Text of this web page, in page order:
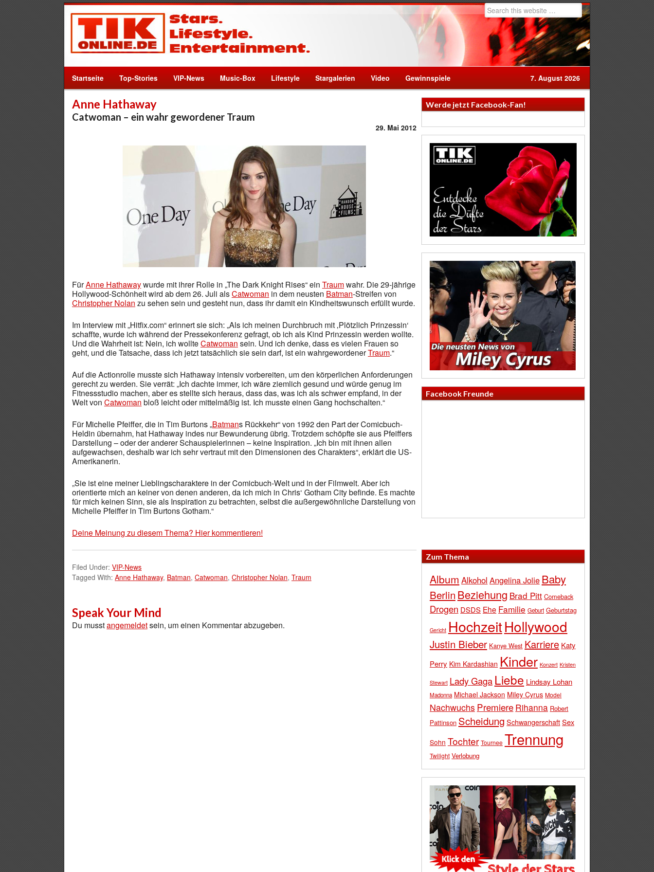
Startseite Top-Stories VIP-News Music-Box Lifestyle Stargalerien Video Gewinnspiele 7. August 2026
Anne Hathaway
Catwoman – ein wahr gewordener Traum
29. Mai 2012
FürAnne Hathawaywurde mit ihrer Rolle in „The Dark Knight Rises“ ein Traumwahr. Die 29-jährige
Hollywood-Schönheit wird ab dem 26. Juli alsCatwoman in dem neusten Batman-Streifen von
Christopher Nolan zu sehen sein und gesteht nun, dass ihr damit ein Kindheitswunsch erfüllt wurde.
Im Interview mit „Hitfix.com“ erinnert sie sich: „Als ich meinen Durchbruch mit ‚Plötzlich Prinzessin‘
schaffte, wurde ich während der Pressekonferenz gefragt, ob ich als Kind Prinzessin werden wollte.
Und die Wahrheit ist: Nein, ich wollteCatwoman sein. Und ich denke, dass es vielen Frauen so
geht, und die Tatsache, dass ich jetzt tatsächlich sie sein darf, ist ein wahrgewordenerTraum.“
Auf die Actionrolle musste sich Hathaway intensiv vorbereiten, um den körperlichen Anforderungen
gerecht zu werden. Sie verrät: „Ich dachte immer, ich wäre ziemlich gesund und würde genug im
Fitnessstudio machen, aber es stellte sich heraus, dass das, was ich als schwer empfand, in der
Welt von Catwoman bloß leicht oder mittelmäßig ist. Ich musste einen Gang hochschalten.“
Für Michelle Pfeiffer, die in Tim Burtons „Batmans Rückkehr“ von 1992 den Part der Comicbuch-
Heldin übernahm, hat Hathaway indes nur Bewunderung übrig. Trotzdem schöpfte sie aus Pfeiffers
Darstellung – oder der anderer Schauspielerinnen – keine Inspiration. „Ich bin mit ihnen allen
aufgewachsen, deshalb war ich sehr vertraut mit den Dimensionen des Charakters“, erklärt die US-
Amerikanerin.
„Sie ist eine meiner Lieblingscharaktere in der Comicbuch-Welt und in der Filmwelt. Aber ich
orientierte mich an keiner von denen anderen, da ich mich in Chris‘ Gotham City befinde. Es machte
für mich keinen Sinn, sie als Inspiration zu betrachten, selbst die außergewöhnliche Darstellung von
Michelle Pfeiffer in Tim Burtons Gotham.“
Deine Meinung zu diesem Thema? Hier kommentieren!
Filed Under: VIP-News
Tagged With: Anne Hathaway, Batman, Catwoman, Christopher Nolan, Traum
Speak Your Mind
Du musstangemeldetsein, um einen Kommentar abzugeben.
Werde jetzt Facebook-Fan!
Facebook Freunde
Zum Thema
Album Alkohol Angelina Jolie Baby
Berlin Beziehung Brad Pitt Comeback
Drogen DSDS Ehe Familie Geburt Geburtstag
Gericht HochzeitHollywood
Justin Bieber Kanye West Karriere Katy
Perry Kim Kardashian Kinder Konzert Kristen
Stewart Lady Gaga Liebe Lindsay Lohan
Madonna Michael Jackson Miley Cyrus Model
Nachwuchs Premiere Rihanna Robert
Pattinson Scheidung SchwangerschaftSex
Sohn Tochter Tournee Trennung
Twilight Verlobung